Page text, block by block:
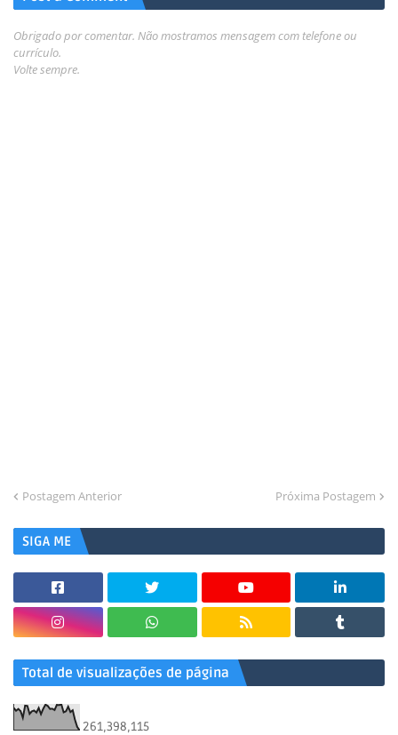
Obrigado por comentar. Não mostramos mensagem com telefone ou
currículo.
Volte sempre.
Postagem Anterior Próxima Postagem
SIGA ME
Total de visualizações de página
261,398,115